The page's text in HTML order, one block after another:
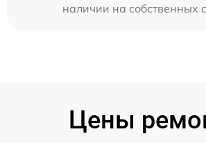
наличии на собственных
Цены